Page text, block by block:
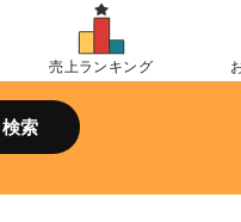
売上ランキング